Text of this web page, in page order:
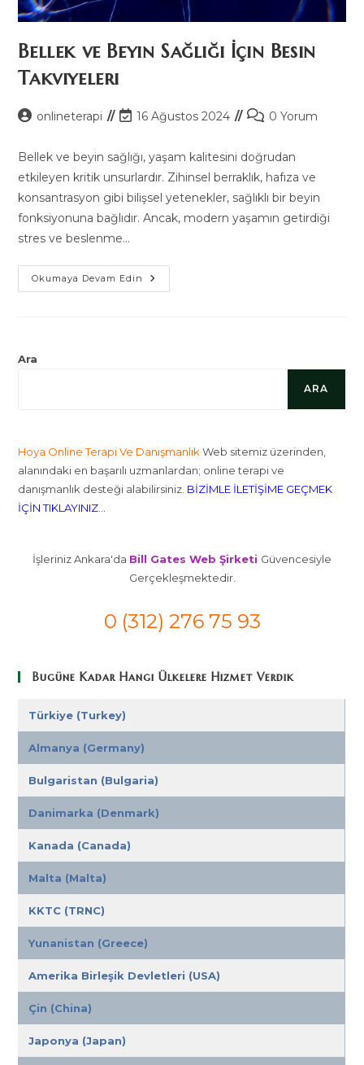
Bellek ve Beyin Sağlığı İçin Besin
Takviyeleri
Postonlineterapi
Post
modified:
16 Ağustos 2024
Post0 Yorum
Bellek ve beyin sağlığı, yaşam kalitesini doğrudan
etkileyen kritik unsurlardır. Zihinsel berraklık, hafıza ve
konsantrasyon gibi bilişsel yetenekler, sağlıklı bir beyin
fonksiyonuna bağlıdır. Ancak, modern yaşamın getirdiği
stres ve beslenme…
Okumaya Devam Edin Bellek
Ve
Ara
ARA
Hoya Online Terapi Ve Danışmanlık Web sitemiz üzerinden,
alanındaki en başarılı uzmanlardan; online terapi ve
danışmanlık desteği alabilirsiniz. BİZİMLE İLETİŞİME GEÇMEK
İÇİN TIKLAYINIZ...
İşleriniz Ankara'da Bill Gates Web Şirketi Güvencesiyle
Gerçekleşmektedir.
0 (312) 276 75 93
Bugüne Kadar Hangi Ülkelere Hizmet Verdik
Türkiye (Turkey)
Almanya (Germany)
Bulgaristan (Bulgaria)
Danimarka (Denmark)
Kanada (Canada)
Malta (Malta)
KKTC (TRNC)
Yunanistan (Greece)
Amerika Birleşik Devletleri (USA)
Çin (China)
Japonya (Japan)